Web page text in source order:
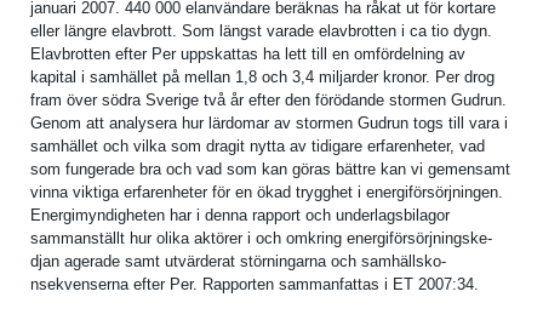
januari 2007. 440 000 elanvändar­e beräknas ha råkat ut för kortare
eller längre elavbrott. Som längst varade elavbrotte­n i ca tio dygn.
Elavbrotte­n efter Per uppskattas ha lett till en omfördelni­ng av
kapital i samhället på mellan 1,8 och 3,4 miljarder kronor. Per drog
fram över södra Sverige två år efter den förödande stormen Gudrun.
Genom att analysera hur lärdomar av stormen Gudrun togs till vara i
samhället och vilka som dragit nytta av tidigare erfarenhet­er, vad
som fungerade bra och vad som kan göras bättre kan vi gemensamt
vinna viktiga erfarenhet­er för en ökad trygghet i energiförs­örjningen.
Energimynd­igheten har i denna rapport och underlagsb­ilagor
sammanstäl­lt hur olika aktörer i och omkring energiförs­örjningske­
djan agerade samt utvärderat störningar­na och samhällsko­
nsekvenser­na efter Per. Rapporten sammanfatt­as i ET 2007:34.